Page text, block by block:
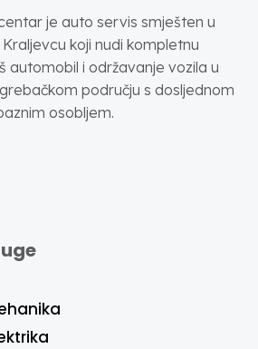
je auto servis smješten u
koji nudi kompletnu
automobil i održavanje vozila u
području s dosljednom
osobljem.